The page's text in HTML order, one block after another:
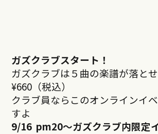
ガズクラブスタート！
ガズクラブは５曲の楽譜が落と
¥660（税込）
クラブ員ならこのオンラインイ
すよ
9/16 pm20～ガズクラブ内限定